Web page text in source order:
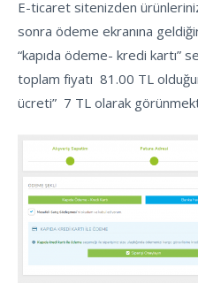
E-ticaret sitenizden
sonra ödeme ekranına
“kapıda ödeme- kredi kartı”
toplam fiyatı 81.00 TL
ücreti” 7 TL olarak